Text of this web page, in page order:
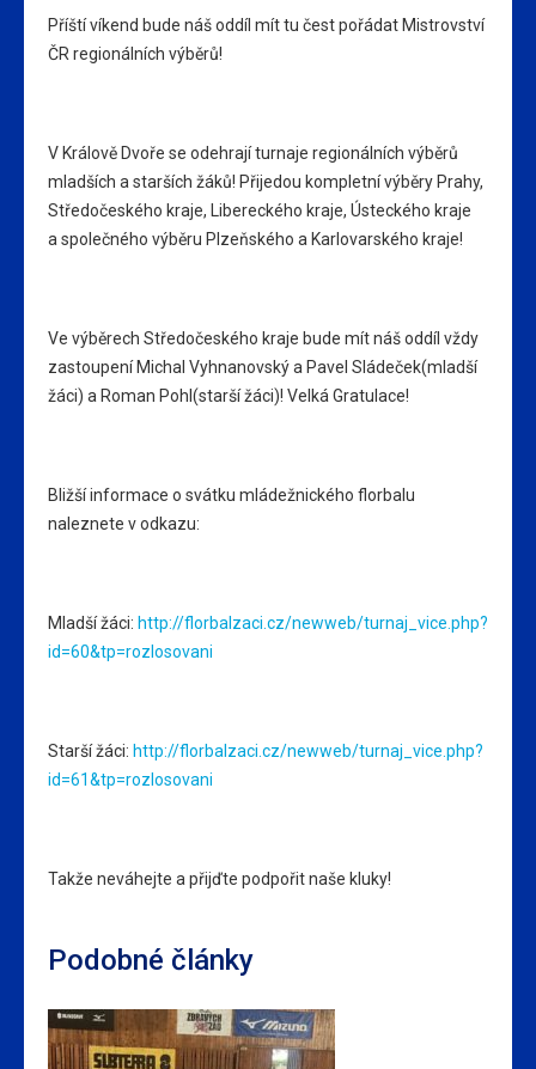
Příští víkend bude náš oddíl mít tu čest pořádat Mistrovství
ČR regionálních výběrů!
V Králově Dvoře se odehrají turnaje regionálních výběrů
mladších a starších žáků! Přijedou kompletní výběry Prahy,
Středočeského kraje, Libereckého kraje, Ústeckého kraje
a společného výběru Plzeňského a Karlovarského kraje!
Ve výběrech Středočeského kraje bude mít náš oddíl vždy
zastoupení Michal Vyhnanovský a Pavel Sládeček(mladší
žáci) a Roman Pohl(starší žáci)! Velká Gratulace!
Bližší informace o svátku mládežnického florbalu
naleznete v odkazu:
Mladší žáci: http://florbalzaci.cz/newweb/turnaj_vice.php?
id=60&tp=rozlosovani
Starší žáci: http://florbalzaci.cz/newweb/turnaj_vice.php?
id=61&tp=rozlosovani
Takže neváhejte a přijďte podpořit naše kluky!
Podobné články